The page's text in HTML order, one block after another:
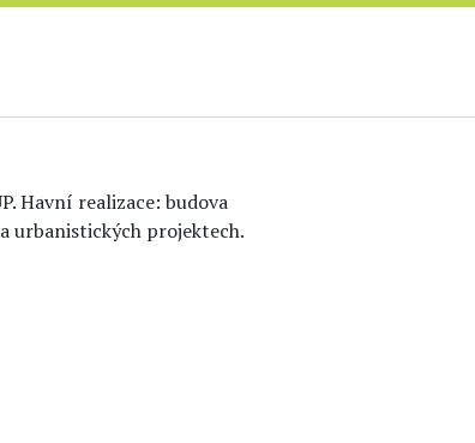
Havní realizace: budova
urbanistických projektech.